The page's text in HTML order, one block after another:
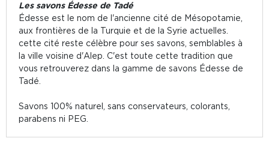
Les savons Édesse de Tadé
Édesse est le nom de l'ancienne cité de Mésopotamie,
aux frontières de la Turquie et de la Syrie actuelles.
cette cité reste célèbre pour ses savons, semblables à
la ville voisine d'Alep. C'est toute cette tradition que
vous retrouverez dans la gamme de savons Édesse de
Tadé.
Savons 100% naturel, sans conservateurs, colorants,
parabens ni PEG.